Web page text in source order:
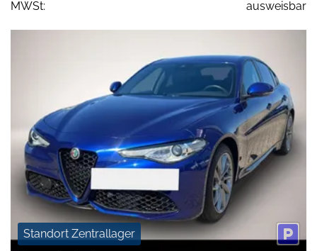
MWSt:
ausweisbar
Standort Zentrallager